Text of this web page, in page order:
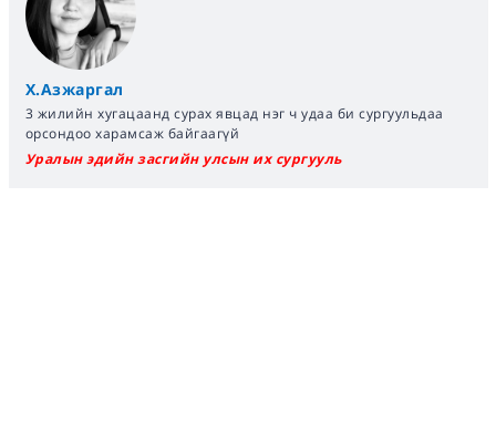
Х.Азжаргал
3 жилийн хугацаанд сурах явцад нэг ч удаа би сургуульдаа
орсондоо харамсаж байгаагүй
Уралын эдийн засгийн улсын их сургууль